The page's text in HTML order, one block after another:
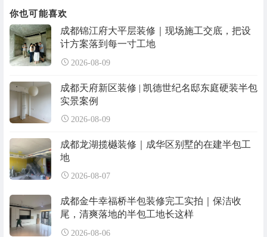
你也可能喜欢
成都锦江府大平层装修｜现场施工交底，把设
计方案落到每一寸工地
2026-08-09
成都天府新区装修 | 凯德世纪名邸东庭硬装半包
实景案例
2026-08-09
成都龙湖揽樾装修｜成华区别墅的在建半包工
地
2026-08-07
成都金牛幸福桥半包装修完工实拍｜保洁收
尾，清爽落地的半包工地长这样
2026-08-06